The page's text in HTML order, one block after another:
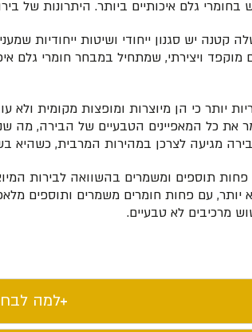
גלם איכותיים ביותר. היתרונות של
קטנה יש סגנון ייחודי ושיטות ייחודיות
ויצירתי, שמתחיל במבחר חומרי גלם
יותר כי הן מיוצרות ומופצות מקומית ולא
כל המאפיינים הטבעיים של הבירה, מה
מגיעה לצרכן במהירות המרבית, כשהיא
תוספים ומשמרים בהשוואה לבירות
יותר, עם פחות חומרים משמרים ותוספים
מרכיבים לא טבעיים.
למה